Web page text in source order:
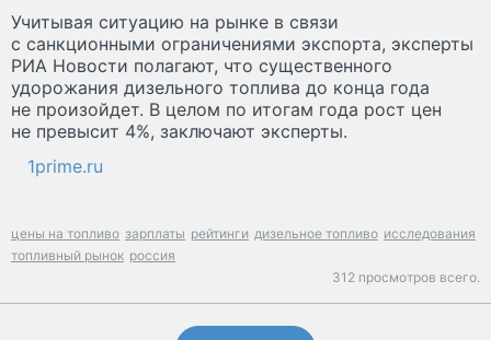
Учитывая ситуацию на рынке в связи
с санкционными ограничениями экспорта, эксперты
РИА Новости полагают, что существенного
удорожания дизельного топлива до конца года
не произойдет. В целом по итогам года рост цен
не превысит 4%, заключают эксперты.
1prime.ru
цены на топливо зарплаты рейтинги дизельное топливо исследования
топливный рынок россия
312 просмотров всего.